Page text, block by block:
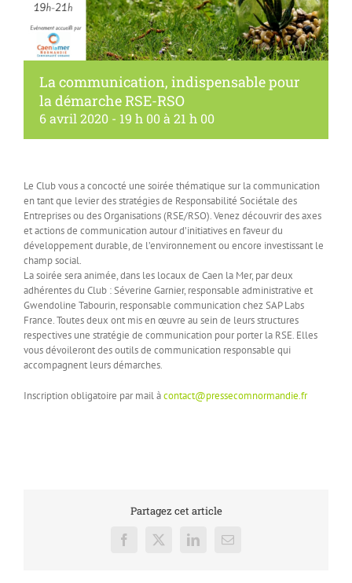
La communication, indispensable pour
la démarche RSE-RSO
6 avril 2020 - 19 h 00à21 h 00
Le Club vous a concocté une soirée thématique sur la communication
en tant que levier des stratégies de Responsabilité Sociétale des
Entreprises ou des Organisations (RSE/RSO). Venez découvrir des axes
et actions de communication autour d’initiatives en faveur du
développement durable, de l’environnement ou encore investissant le
champ social.
La soirée sera animée, dans les locaux de Caen la Mer, par deux
adhérentes du Club : Séverine Garnier, responsable administrative et
Gwendoline Tabourin, responsable communication chez SAP Labs
France. Toutes deux ont mis en œuvre au sein de leurs structures
respectives une stratégie de communication pour porter la RSE. Elles
vous dévoileront des outils de communication responsable qui
accompagnent leurs démarches.
Inscription obligatoire par mail àcontact@pressecomnormandie.fr
Partagez cet article
Facebook
X LinkedInEmail